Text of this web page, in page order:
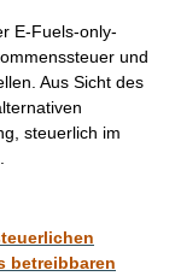
E-Fuels-only-
und
Aus Sicht des
steuerlich im
betreibbaren